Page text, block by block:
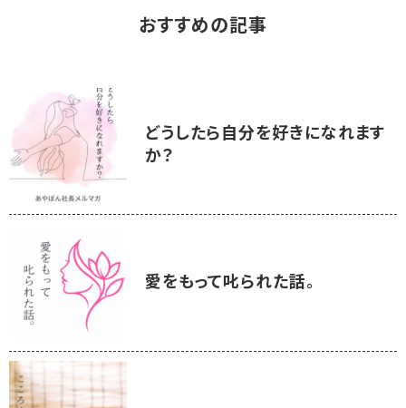
おすすめの記事
どうしたら自分を好きになれます
か？
愛をもって叱られた話。